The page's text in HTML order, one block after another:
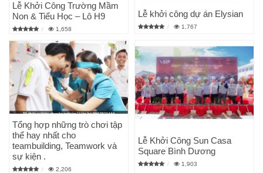
Lễ Khởi Công Trường Mầm
Non & Tiểu Học – Lô H9
1,658
Lễ khởi công dự án Elysian
1,767
Tổng hợp những trò chơi tập
thể hay nhất cho
teambuilding, Teamwork và
sự kiện .
2,206
Lễ Khởi Công Sun Casa
Square Bình Dương
1,903